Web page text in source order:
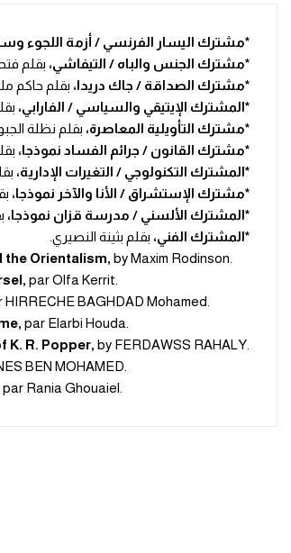
*مشترك اليسار الفرنسي / أزمة اللجوء
*مشترك الجنس والباه / التيفاشي، بقلم
*مشترك الصداقة / جاك دريدا، بقلم حاكم
*المشترك الإيتيقي والسياسي / الفارابي،
*مشترك التأويلية المعاصرة، بقلم نظلة
*مشترك القانون / جرائم الفساد نموذجا،
*المشترك التكنولوجي / التغيرات الإدارية،
*مشترك الإستشراق / الأنا والآخر نموذجا،
*المشترك الألسني / مدرسة قزان نموذجا،
*المشترك الفني، بقلم بثينة النصيري.
the Orientalism, by Maxim Rodinson
par Olfa Kerrit
HIRRECHE BAGHDAD Mohamed
par Elarbi Houda
K. R. Popper, by FERDAWSS RAHALY
BEN MOHAMED
par Rania Ghouaiel